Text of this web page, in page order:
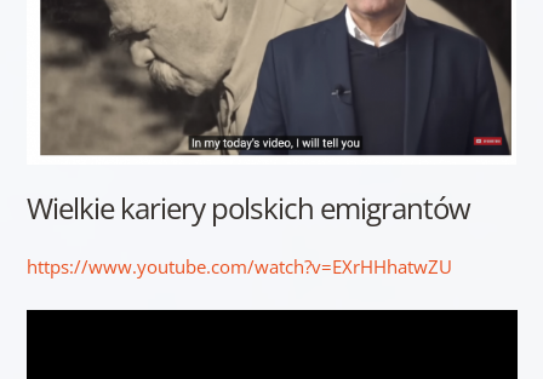
Wielkie kariery polskich emigrantów
https://www.youtube.com/watch?v=EXrHHhatwZU